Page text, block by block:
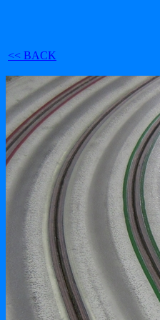
<< BACK